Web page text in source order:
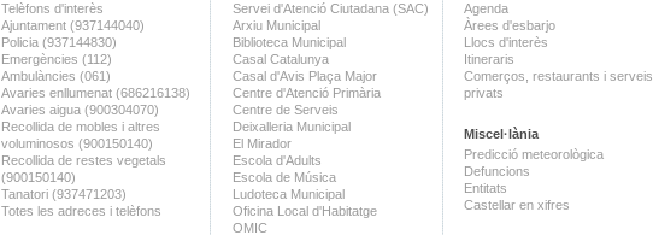
Telèfons d'interès
Ajuntament (937144040)
Policia (937144830)
Emergències (112)
Ambulàncies (061)
Avaries enllumenat (686216138)
Avaries aigua (900304070)
Recollida de mobles i altres
voluminosos (900150140)
Recollida de restes vegetals
(900150140)
Tanatori (937471203)
Totes les adreces i telèfons
Servei d'Atenció Ciutadana (SAC)
Arxiu Municipal
Biblioteca Municipal
Casal Catalunya
Casal d'Avis Plaça Major
Centre d'Atenció Primària
Centre de Serveis
Deixalleria Municipal
El Mirador
Escola d'Adults
Escola de Música
Ludoteca Municipal
Oficina Local d'Habitatge
OMIC
Agenda
Àrees d'esbarjo
Llocs d'interès
Itineraris
Comerços, restaurants i serveis
privats
Miscel·lània
Predicció meteorològica
Defuncions
Entitats
Castellar en xifres